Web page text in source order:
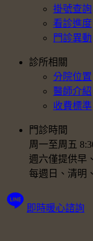
掛號查詢
看診進度
門診異動
診所相關
分院位置
醫師介紹
收費標準
門診時間
周一至周五
週六僅提供早
每週日、清明
即時暖心諮詢